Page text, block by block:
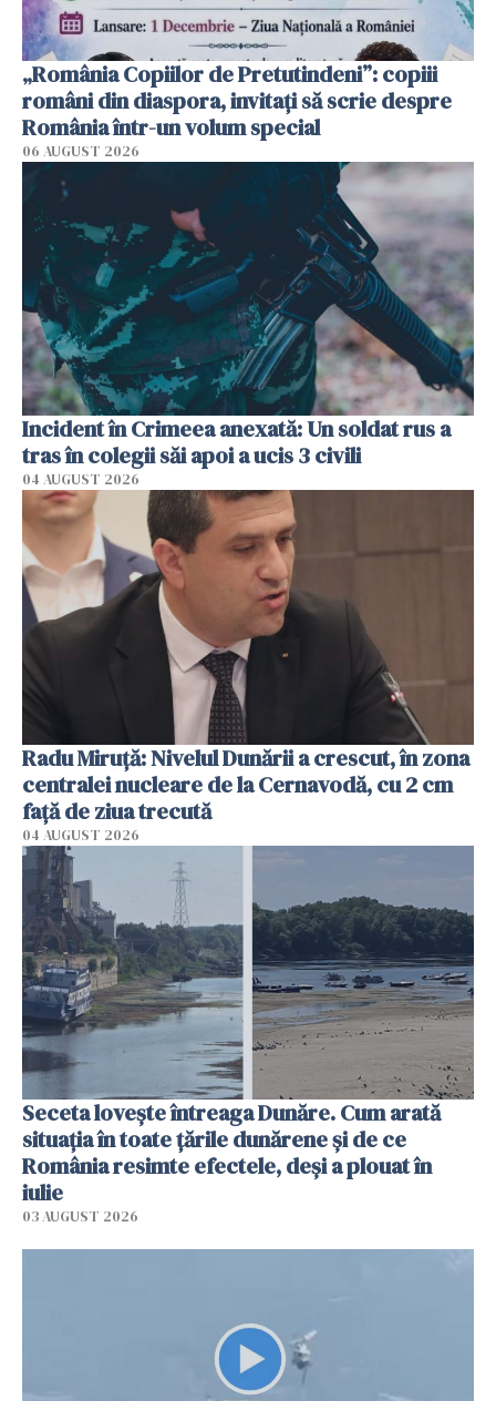
„România Copiilor de Pretutindeni”: copiii
români din diaspora, invitați să scrie despre
România într-un volum special
06 AUGUST 2026
Incident în Crimeea anexată: Un soldat rus a
tras în colegii săi apoi a ucis 3 civili
04 AUGUST 2026
Radu Miruţă: Nivelul Dunării a crescut, în zona
centralei nucleare de la Cernavodă, cu 2 cm
faţă de ziua trecută
04 AUGUST 2026
Seceta lovește întreaga Dunăre. Cum arată
situația în toate țările dunărene și de ce
România resimte efectele, deși a plouat în
iulie
03 AUGUST 2026